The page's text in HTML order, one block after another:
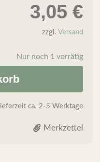
3,05 €
zzgl. Versand
Nur noch 1 vorrätig
ca. 2-5 Werktage
Merkzettel